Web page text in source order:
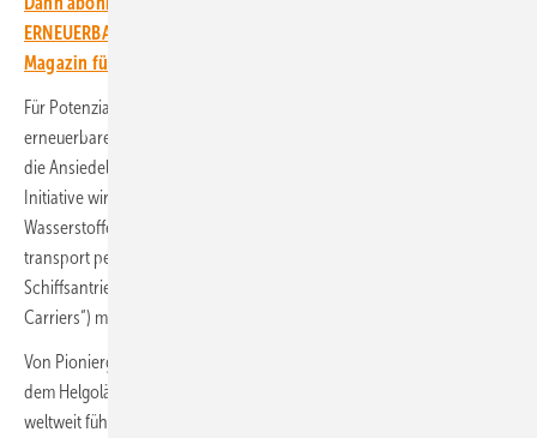
ERNEUERBARE ENERGIEN – dem größten verbandsunabhängigen
Magazin für erneuerbare Energien in Deutschland!
Für Potenzialstandorte werden innovative Wärmekonzepte mit
erneuerbarer Energie oder industrieller Abwärme, beispielsweise für
die Ansiedelung von Aquakulturfarmen, entwickelt. In der AquaVentus-
Initiative wird ein ganzheitliches Konzept von der
Wasserstofferzeugung durch Offshore-Elektrolyse, über den -
transport per Pipeline bis hin zum Einsatz im Wärmesektor und als
Schiffsantrieb in Form von LOHC („Liquid-Organic-Hydrogen-
Carriers“) mit großem Engagement verfolgt.
Von Pioniergeist zeugen zudem beispielsweise Fraunhofer IFAM mit
dem Helgoländer Testzentrum für Maritime Technologien. Auch der
weltweit führende Entwickler von Lithium-Ionen-Batteriezellen